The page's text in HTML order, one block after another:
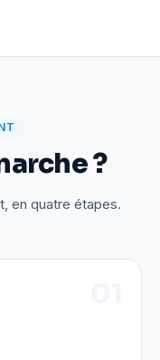
?
en quatre étapes.